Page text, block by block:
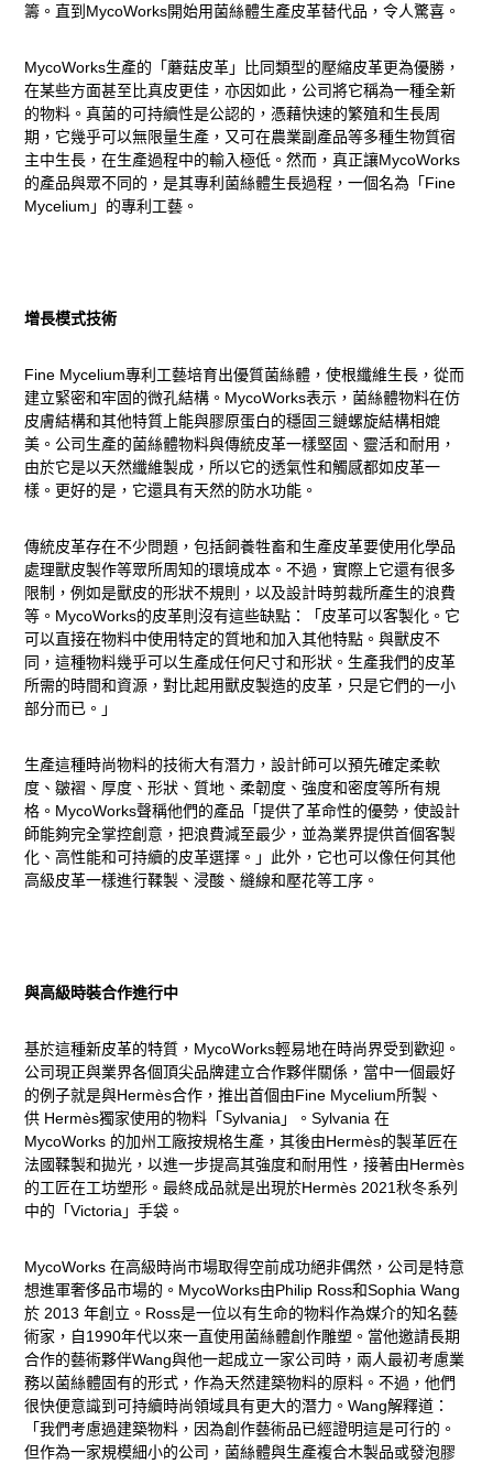
籌。直到MycoWorks開始用菌絲體生產皮革替代品，令人驚喜。
MycoWorks生產的「蘑菇皮革」比同類型的壓縮皮革更為優勝，
在某些方面甚至比真皮更佳，亦因如此，公司將它稱為一種全新
的物料。真菌的可持續性是公認的，憑藉快速的繁殖和生長周
期，它幾乎可以無限量生產，又可在農業副產品等多種生物質宿
主中生長，在生產過程中的輸入極低。然而，真正讓MycoWorks
的產品與眾不同的，是其專利菌絲體生長過程，一個名為「Fine
Mycelium」的專利工藝。
增長模式技術
Fine Mycelium專利工藝培育出優質菌絲體，使根纖維生長，從而
建立緊密和牢固的微孔結構。MycoWorks表示，菌絲體物料在仿
皮膚結構和其他特質上能與膠原蛋白的穩固三鏈螺旋結構相媲
美。公司生產的菌絲體物料與傳統皮革一樣堅固、靈活和耐用，
由於它是以天然纖維製成，所以它的透氣性和觸感都如皮革一
樣。更好的是，它還具有天然的防水功能。
傳統皮革存在不少問題，包括飼養牲畜和生產皮革要使用化學品
處理獸皮製作等眾所周知的環境成本。不過，實際上它還有很多
限制，例如是獸皮的形狀不規則，以及設計時剪裁所產生的浪費
等。MycoWorks的皮革則沒有這些缺點：「皮革可以客製化。它
可以直接在物料中使用特定的質地和加入其他特點。與獸皮不
同，這種物料幾乎可以生產成任何尺寸和形狀。生產我們的皮革
所需的時間和資源，對比起用獸皮製造的皮革，只是它們的一小
部分而已。」
生產這種時尚物料的技術大有潛力，設計師可以預先確定柔軟
度、皺褶、厚度、形狀、質地、柔韌度、強度和密度等所有規
格。MycoWorks聲稱他們的產品「提供了革命性的優勢，使設計
師能夠完全掌控創意，把浪費減至最少，並為業界提供首個客製
化、高性能和可持續的皮革選擇。」此外，它也可以像任何其他
高級皮革一樣進行鞣製、浸酸、縫線和壓花等工序。
與高級時裝合作進行中
基於這種新皮革的特質，MycoWorks輕易地在時尚界受到歡迎。
公司現正與業界各個頂尖品牌建立合作夥伴關係，當中一個最好
的例子就是與Hermès合作，推出首個由Fine Mycelium所製、
供 Hermès獨家使用的物料「Sylvania」。Sylvania 在
MycoWorks 的加州工廠按規格生產，其後由Hermès的製革匠在
法國鞣製和拋光，以進一步提高其強度和耐用性，接著由Hermès
的工匠在工坊塑形。最終成品就是出現於Hermès 2021秋冬系列
中的「Victoria」手袋。
MycoWorks 在高級時尚市場取得空前成功絕非偶然，公司是特意
想進軍奢侈品市場的。MycoWorks由Philip Ross和Sophia Wang
於 2013 年創立。Ross是一位以有生命的物料作為媒介的知名藝
術家，自1990年代以來一直使用菌絲體創作雕塑。當他邀請長期
合作的藝術夥伴Wang與他一起成立一家公司時，兩人最初考慮業
務以菌絲體固有的形式，作為天然建築物料的原料。不過，他們
很快便意識到可持續時尚領域具有更大的潛力。Wang解釋道：
「我們考慮過建築物料，因為創作藝術品已經證明這是可行的。
但作為一家規模細小的公司，菌絲體與生產複合木製品或發泡膠